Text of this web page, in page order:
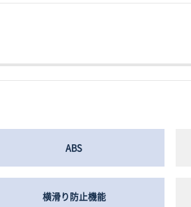
ABS
横滑り防止機能